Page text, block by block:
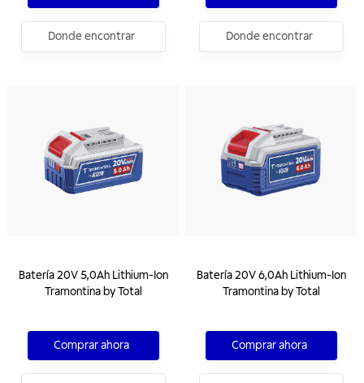
Donde encontrar Donde encontrar
Batería 20V 5,0Ah Lithium-Ion
Tramontina by Total
Comprar ahora
Batería 20V 6,0Ah Lithium-Ion
Tramontina by Total
Comprar ahora